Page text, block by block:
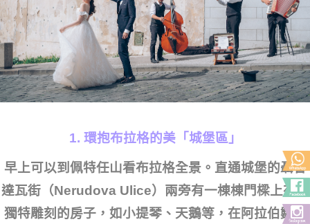
1. 環抱布拉格的美「城堡區」
早上可以到佩特任山看布拉格全景。直通城堡的聶魯
達瓦街（Nerudova Ulice）兩旁有一棟棟門樑上有着
獨特雕刻的房子，如小提琴、天鵝等，在阿拉伯數字